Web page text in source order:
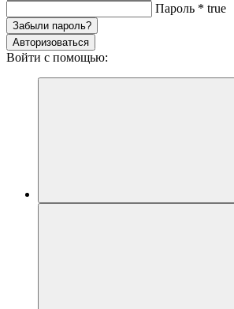
Пароль * true
Забыли пароль?
Авторизоваться
Войти с помощью: